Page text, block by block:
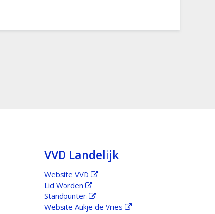
VVD Landelijk
Website VVD
Lid Worden
Standpunten
Website Aukje de Vries